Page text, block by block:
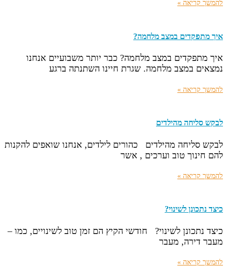
להמשך קריאה »
איך מתפקדים במצב מלחמה?
איך מתפקדים במצב מלחמה? כבר יותר משבועיים אנחנו
נמצאים במצב מלחמה. שגרת חיינו השתנתה ברגע
להמשך קריאה »
לבקש סליחה מהילדים
לבקש סליחה מהילדים כהורים לילדים, אנחנו שואפים להקנות
להם חינוך טוב וערכים , אשר
להמשך קריאה »
כיצד נתכונן לשינוי?
כיצד נתכונן לשינוי? חודשי הקיץ הם זמן טוב לשינויים, כמו –
מעבר דירה, מעבר
להמשך קריאה »